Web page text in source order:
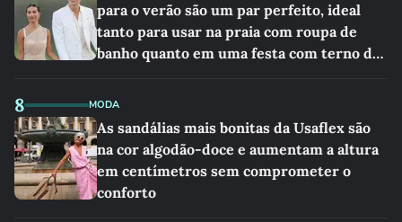
para o verão são um par perfeito, ideal
tanto para usar na praia com roupa de
banho quanto em uma festa com terno de
8 MODA
As sandálias mais bonitas da Usaflex são
na cor algodão-doce e aumentam a altura
em centímetros sem comprometer o
conforto